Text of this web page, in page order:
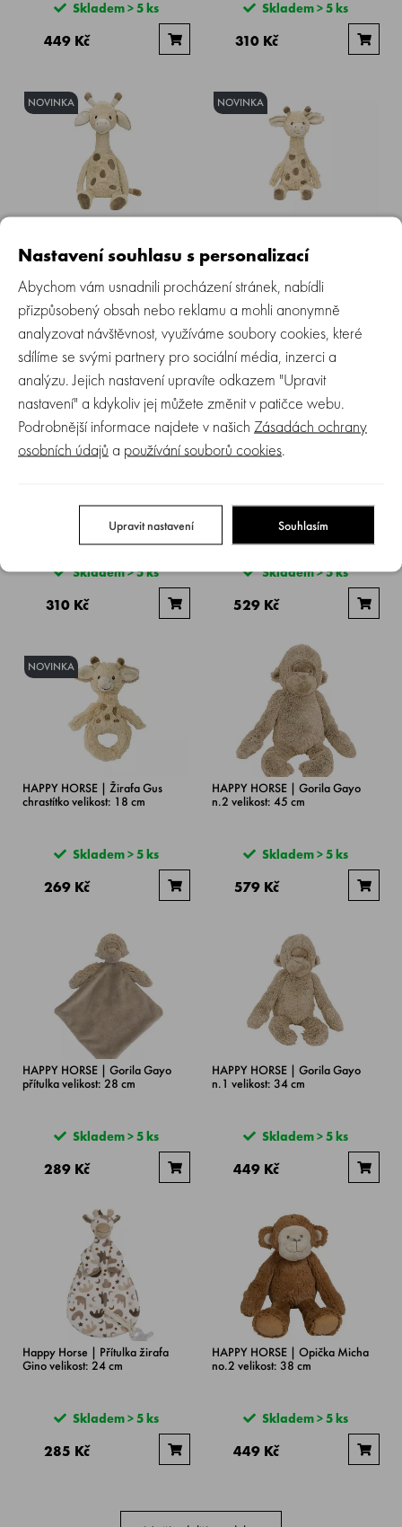
Skladem > 5 ks
449 Kč
Skladem > 5 ks
310 Kč
NOVINKA
Skladem > 5 ks
1 499 Kč
NOVINKA
Skladem
449 Kč
NOVINKA
Happy Horse | Přítulka žirafa
Gus velikost: 26 cm
Skladem > 5 ks
310 Kč
NOVINKA
Happy Horse | Žirafa Gus n.3
velikost: 42 cm
Skladem > 5 ks
529 Kč
NOVINKA
HAPPY HORSE | Žirafa Gus
chrastítko velikost: 18 cm
Skladem > 5 ks
269 Kč
HAPPY HORSE | Gorila Gayo
n.2 velikost: 45 cm
Skladem > 5 ks
579 Kč
HAPPY HORSE | Gorila Gayo
přítulka velikost: 28 cm
Skladem > 5 ks
289 Kč
HAPPY HORSE | Gorila Gayo
n.1 velikost: 34 cm
Skladem > 5 ks
449 Kč
Happy Horse | Přítulka žirafa
Gino velikost: 24 cm
Skladem > 5 ks
285 Kč
HAPPY HORSE | Opička Micha
no.2 velikost: 38 cm
Skladem > 5 ks
449 Kč
Nastavení souhlasu s personalizací
Abychom vám usnadnili procházení stránek, nabídli
přizpůsobený obsah nebo reklamu a mohli anonymně
analyzovat návštěvnost, využíváme soubory cookies, které
sdílíme se svými partnery pro sociální média, inzerci a
analýzu. Jejich nastavení upravíte odkazem "Upravit
nastavení" a kdykoliv jej můžete změnit v patičce webu.
Podrobnější informace najdete v našich Zásadách ochrany
osobních údajů a používání souborů cookies.
Upravit nastavení Souhlasím